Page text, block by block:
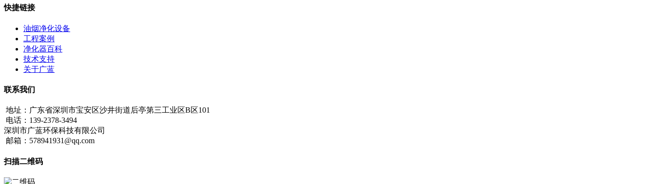
快捷链接
油烟净化设备
工程案例
净化器百科
技术支持
关于广蓝
联系我们
地址：广东省深圳市宝安区沙井街道后亭第三工业区B区101
电话：139-2378-3494
深圳市广蓝环保科技有限公司
邮箱：578941931@qq.com
扫描二维码